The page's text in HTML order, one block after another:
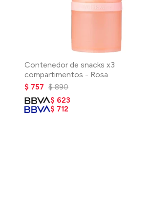
Contenedor de snacks x3
compartimentos - Rosa
$ 757 $ 890
$ 623
$ 712